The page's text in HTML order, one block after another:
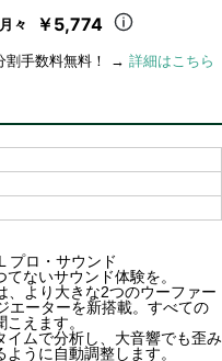
々 ￥5,774
割手数料無料！ → 詳細はこちら
プロ・サウンド
ないサウンド体験を。
、より大きな2つのウーファー
エーターを新搭載。すべての
えます。
イムで分析し、大音響でも歪み
うに自動調整します。